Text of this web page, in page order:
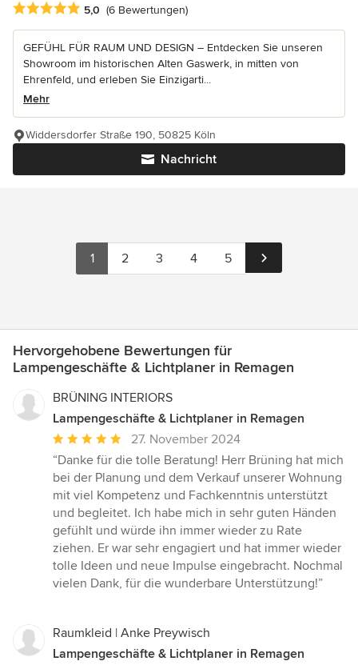
Durchschnittliche Bewertung: 5 von 5 Sternen
5,0 (6 Bewertungen)
GEFÜHL FÜR RAUM UND DESIGN – Entdecken Sie unseren
Showroom im historischen Alten Gaswerk, in mitten von
Ehrenfeld, und erleben Sie Einzigarti...
Mehr
Nachricht
Widdersdorfer Straße 190, 50825 Köln
1 2 3 4 5
Hervorgehobene Bewertungen für
Lampengeschäfte & Lichtplaner in Remagen
BRÜNING INTERIORS
Lampengeschäfte & Lichtplaner in Remagen
Durchschnittliche
Bewertung:
5
von
5
Sternen
27. November 2024
“Danke für die tolle Beratung! Herr Brüning hat mich
bei der Planung und dem Verkauf unserer Wohnung
mit viel Kompetenz und Fachkenntnis unterstützt
und begleitet. Ich habe mich in sehr guten Händen
gefühlt und würde ihn immer wieder zu Rate
ziehen. Er war sehr engagiert und hat immer wieder
tolle Ideen und neue Impulse eingebracht. Nochmal
vielen Dank, für die wunderbare Unterstützung!”
Raumkleid | Anke Preywisch
Lampengeschäfte & Lichtplaner in Remagen